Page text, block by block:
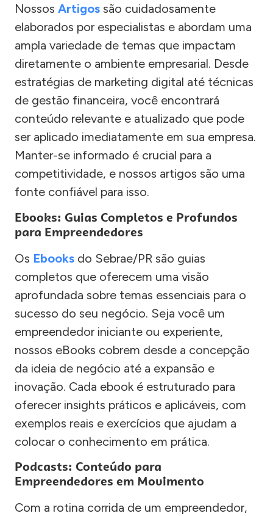
Nossos Artigos são cuidadosamente
elaborados por especialistas e abordam uma
ampla variedade de temas que impactam
diretamente o ambiente empresarial. Desde
estratégias de marketing digital até técnicas
de gestão financeira, você encontrará
conteúdo relevante e atualizado que pode
ser aplicado imediatamente em sua empresa.
Manter-se informado é crucial para a
competitividade, e nossos artigos são uma
fonte confiável para isso.
Ebooks: Guias Completos e Profundos
para Empreendedores
Os Ebooks do Sebrae/PR são guias
completos que oferecem uma visão
aprofundada sobre temas essenciais para o
sucesso do seu negócio. Seja você um
empreendedor iniciante ou experiente,
nossos eBooks cobrem desde a concepção
da ideia de negócio até a expansão e
inovação. Cada ebook é estruturado para
oferecer insights práticos e aplicáveis, com
exemplos reais e exercícios que ajudam a
colocar o conhecimento em prática.
Podcasts: Conteúdo para
Empreendedores em Movimento
Com a rotina corrida de um empreendedor,